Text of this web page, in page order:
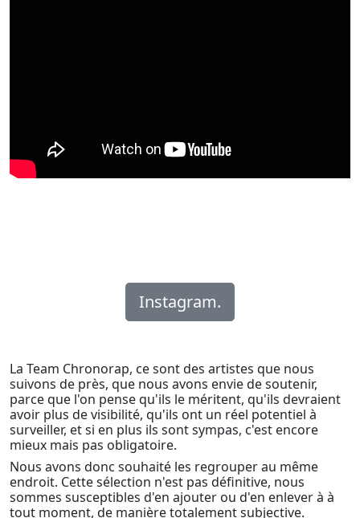
Instagram.
La Team Chronorap, ce sont des artistes que nous
suivons de près, que nous avons envie de soutenir,
parce que l'on pense qu'ils le méritent, qu'ils devraient
avoir plus de visibilité, qu'ils ont un réel potentiel à
surveiller, et si en plus ils sont sympas, c'est encore
mieux mais pas obligatoire.
Nous avons donc souhaité les regrouper au même
endroit. Cette sélection n'est pas définitive, nous
sommes susceptibles d'en ajouter ou d'en enlever à à
tout moment, de manière totalement subjective.